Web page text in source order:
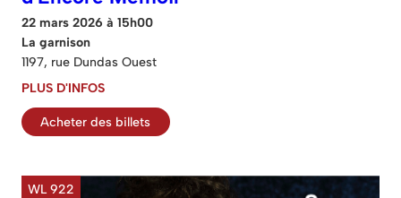
22 mars 2026 à 15h00
La garnison
1197, rue Dundas Ouest
PLUS D'INFOS
Acheter des billets
WL 922